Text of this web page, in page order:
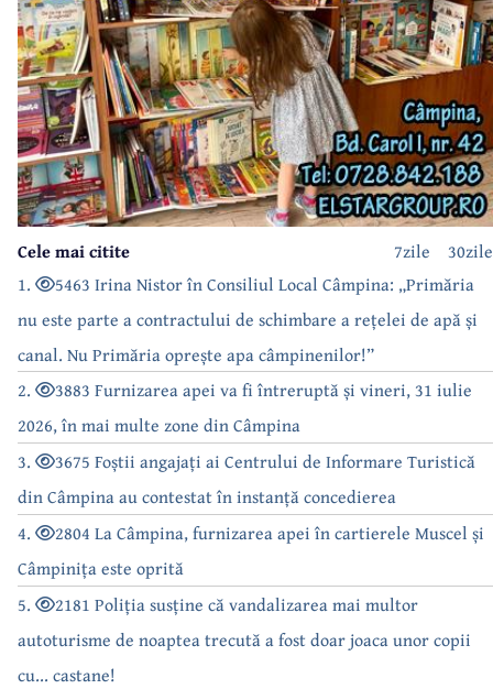
30zile
7zile
Cele mai citite
1.
5463 Irina Nistor în Consiliul Local Câmpina: „Primăria
nu este parte a contractului de schimbare a rețelei de apă și
canal. Nu Primăria oprește apa câmpinenilor!”
2.
3883 Furnizarea apei va fi întreruptă și vineri, 31 iulie
2026, în mai multe zone din Câmpina
3.
3675 Foștii angajați ai Centrului de Informare Turistică
din Câmpina au contestat în instanță concedierea
4.
2804 La Câmpina, furnizarea apei în cartierele Muscel și
Câmpinița este oprită
5.
2181 Poliția susține că vandalizarea mai multor
autoturisme de noaptea trecută a fost doar joaca unor copii
cu... castane!